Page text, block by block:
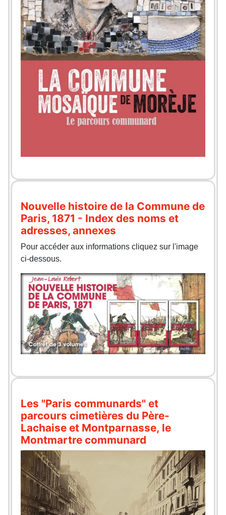
Nouvelle histoire de la Commune de
Paris, 1871 - Index des noms et
adresses, annexes
Pour accéder aux informations cliquez sur l'image
ci-dessous.
Les "Paris communards" et
parcours cimetières du Père-
Lachaise et Montparnasse, le
Montmartre communard